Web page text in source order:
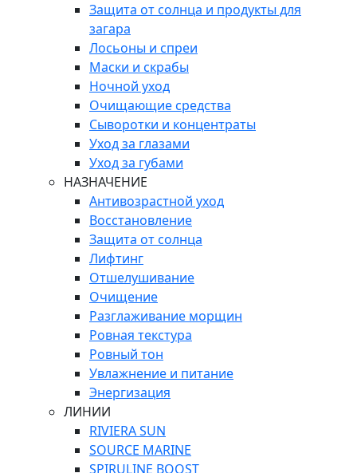
Защита от солнца и продукты для
загара
Лосьоны и спреи
Маски и скрабы
Ночной уход
Очищающие средства
Сыворотки и концентраты
Уход за глазами
Уход за губами
НАЗНАЧЕНИЕ
Антивозрастной уход
Восстановление
Защита от солнца
Лифтинг
Отшелушивание
Очищение
Разглаживание морщин
Ровная текстура
Ровный тон
Увлажнение и питание
Энергизация
ЛИНИИ
RIVIERA SUN
SOURCE MARINE
SPIRULINE BOOST